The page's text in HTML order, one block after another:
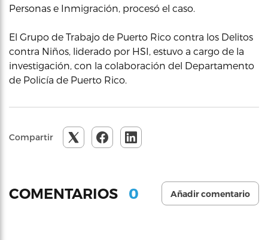
Personas e Inmigración, procesó el caso.
El Grupo de Trabajo de Puerto Rico contra los Delitos
contra Niños, liderado por HSI, estuvo a cargo de la
investigación, con la colaboración del Departamento
de Policía de Puerto Rico.
Compartir
COMENTARIOS 0 Añadir comentario